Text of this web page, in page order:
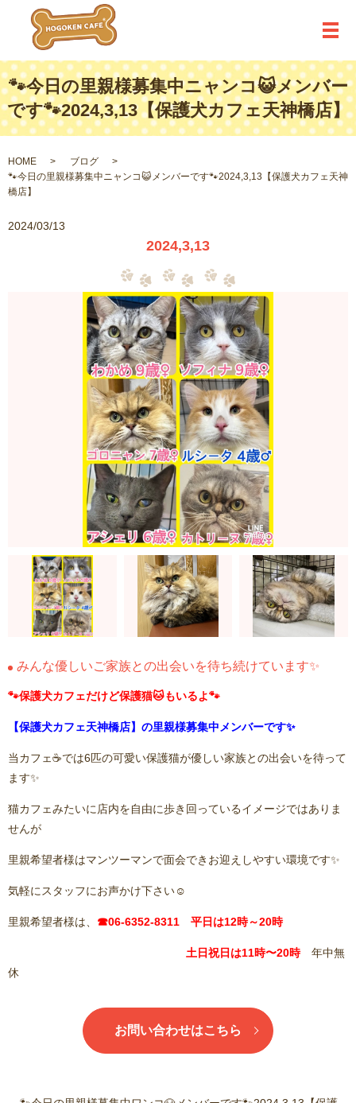
メ
🐾今日の里親様募集中ニャンコ😺メンバー
です🐾2024,3,13【保護犬カフェ天神橋店】
HOME
ブログ
🐾今日の里親様募集中ニャンコ😺メンバーです🐾2024,3,13【保護犬カフェ天神
橋店】
2024/03/13
2024,3,13
みんな優しいご家族との出会いを待ち続けています✨
🐾保護犬カフェだけど保護猫🐱もいるよ🐾
【保護犬カフェ天神橋店】の里親様募集中メンバーです✨
当カフェ☕️では6匹の可愛い保護猫が優しい家族との出会いを待って
ます✨
猫カフェみたいに店内を自由に歩き回っているイメージではありま
せんが
里親希望者様はマンツーマンで面会できお迎えしやすい環境です✨
気軽にスタッフにお声かけ下さい☺️
里親希望者様は、 ☎06-6352-8311 平日は12時～20時
土日祝日は11時〜20時年中無
休
お問い合わせはこちら